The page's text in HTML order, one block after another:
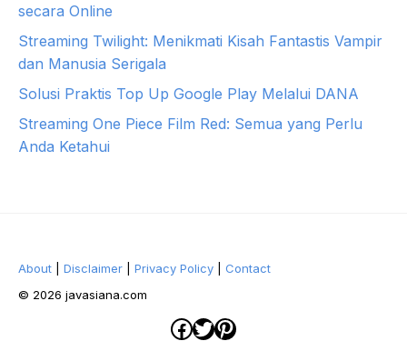
secara Online
Streaming Twilight: Menikmati Kisah Fantastis Vampir
dan Manusia Serigala
Solusi Praktis Top Up Google Play Melalui DANA
Streaming One Piece Film Red: Semua yang Perlu
Anda Ketahui
About Disclaimer Privacy Policy
Contact
© 2026 javasiana.com
Facebook
Twitter
Pinterest